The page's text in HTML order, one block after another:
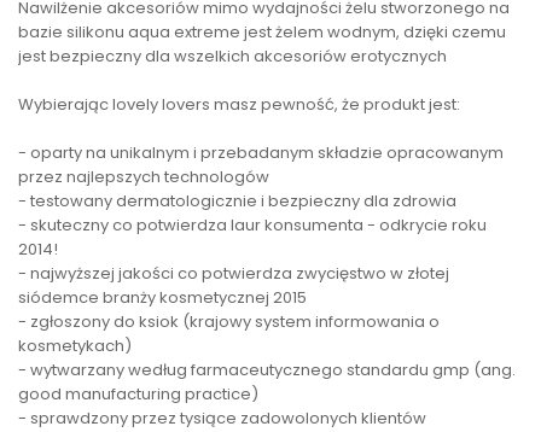
Nawilżenie akcesoriów mimo wydajności żelu stworzonego na
bazie silikonu aqua extreme jest żelem wodnym, dzięki czemu
jest bezpieczny dla wszelkich akcesoriów erotycznych
Wybierając lovely lovers masz pewność, że produkt jest:
- oparty na unikalnym i przebadanym składzie opracowanym
przez najlepszych technologów
- testowany dermatologicznie i bezpieczny dla zdrowia
- skuteczny co potwierdza laur konsumenta - odkrycie roku
2014!
- najwyższej jakości co potwierdza zwycięstwo w złotej
siódemce branży kosmetycznej 2015
- zgłoszony do ksiok (krajowy system informowania o
kosmetykach)
- wytwarzany według farmaceutycznego standardu gmp (ang.
good manufacturing practice)
- sprawdzony przez tysiące zadowolonych klientów